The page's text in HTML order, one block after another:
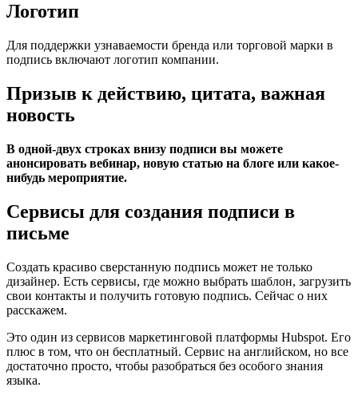
Логотип
Для поддержки узнаваемости бренда или торговой марки в
подпись включают логотип компании.
Призыв к действию, цитата, важная
новость
В одной-двух строках внизу подписи вы можете
анонсировать вебинар, новую статью на блоге или какое-
нибудь мероприятие.
Сервисы для создания подписи в
письме
Создать красиво сверстанную подпись может не только
дизайнер. Есть сервисы, где можно выбрать шаблон, загрузить
свои контакты и получить готовую подпись. Сейчас о них
расскажем.
Это один из сервисов маркетинговой платформы Hubspot. Его
плюс в том, что он бесплатный. Сервис на английском, но все
достаточно просто, чтобы разобраться без особого знания
языка.